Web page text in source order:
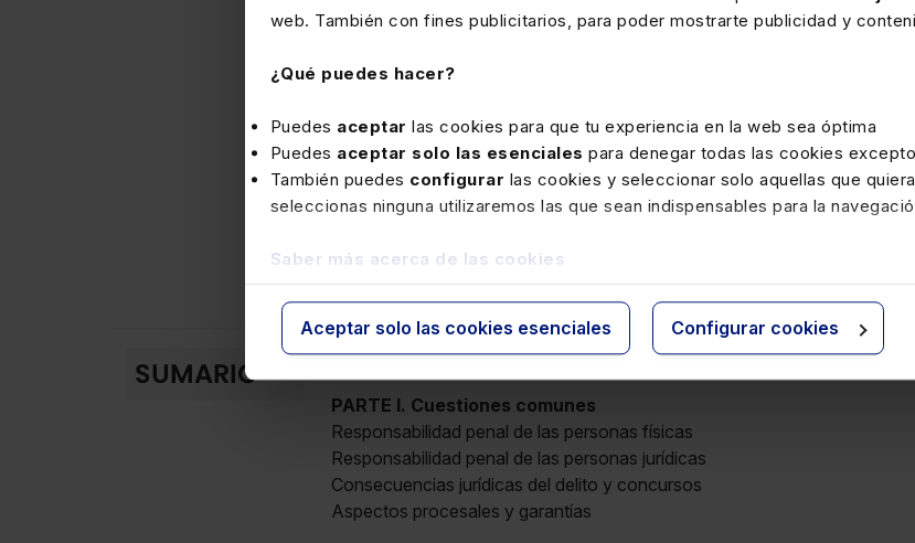
web. También con fines publicitarios, para poder mostrarte publicidad y
¿Qué puedes hacer?
Puedes aceptar las cookies para que tu experiencia en la web sea óptima
Puedes aceptar solo las esenciales para denegar todas las cookies
También puedes configurar las cookies y seleccionar solo aquellas que
seleccionas ninguna utilizaremos las que sean indispensables para la
Saber más acerca de las cookies
Aceptar solo las cookies esenciales Configurar cookies
de la doctrina del Tribunal Supremo, con más de cuarenta sentencias
Consolidación de un importante cuerpo de doctrina jurisprudencial
Primeros casos de aplicación del delito de corrupción en los negocios
Junto a todo lo anterior, se lleva a cabo unaactualización
una de las materias tratadas.
SUMARIO
PLAN GENERAL
PARTE I. Cuestiones comunes
Responsabilidad penal de las personas físicas
Responsabilidad penal de las personas jurídicas
Consecuencias jurídicas del delito y concursos
Aspectos procesales y garantías